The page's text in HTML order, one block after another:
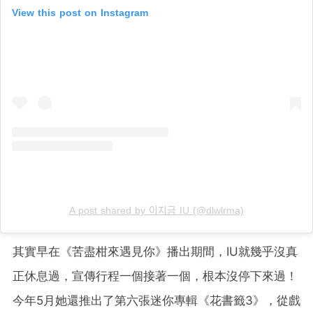
View this post on Instagram
A post shared by 이지금 IU (@dlwlrma)
其實早在《苦盡柑來遇見你》播出期間，IU就幾乎沒真
正休息過，宣傳行程一個接著一個，根本沒停下來過！
今年5月她還推出了第六張迷你專輯《花書籤3》，從戲